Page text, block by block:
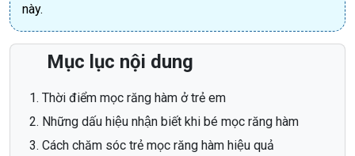
này.
Mục lục nội dung
Thời điểm mọc răng hàm ở trẻ em
Những dấu hiệu nhận biết khi bé mọc răng hàm
Cách chăm sóc trẻ mọc răng hàm hiệu quả